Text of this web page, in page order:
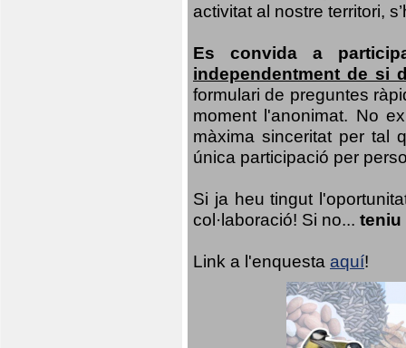
activitat al nostre territori,
Es convida a
independentment de si
formulari de preguntes
moment l'anonimat. No
màxima sinceritat per tal
única participació per
Si ja heu tingut
col·laboració! Si no... teniu
Link a l'enquesta aquí!